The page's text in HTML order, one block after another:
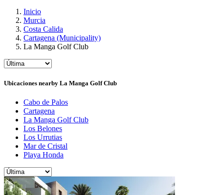
Inicio
Murcia
Costa Calida
Cartagena (Municipality)
La Manga Golf Club
Ubicaciones nearby La Manga Golf Club
Cabo de Palos
Cartagena
La Manga Golf Club
Los Belones
Los Urrutias
Mar de Cristal
Playa Honda